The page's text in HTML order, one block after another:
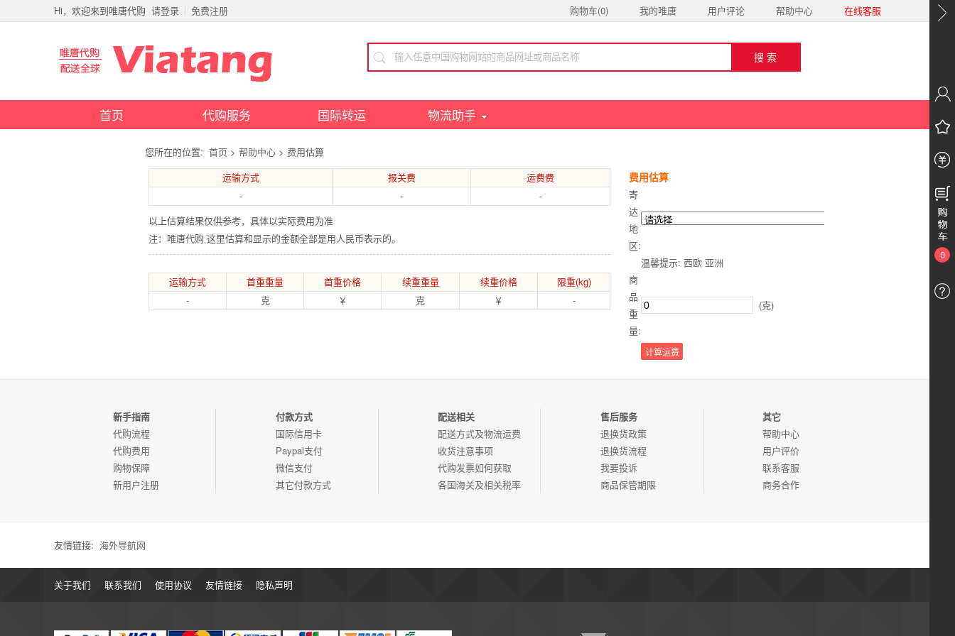
Hi，欢迎来到唯唐代购 请登录 免费注册 购物车(0) 我的唯唐 用户评论 帮助中心 在线客服
首页 代购服务 国际转运 物流助手
您所在的位置: 首页 > 帮助中心 > 费用估算
运输方式
报关费
运费费
-
-
-
以上估算结果仅供参考，具体以实际费用为准
注：唯唐代购 这里估算和显示的金额全部是用人民币表示的。
运输方式 首重重量 首重价格 续重重量 续重价格
限重(kg)
-
克 ￥ 克 ￥ -
费用估算
寄
达
地
区:
温馨提示: 西欧 亚洲
商
品
重
量:
(克)
新手指南
代购流程
代购费用
购物保障
新用户注册
付款方式
国际信用卡
Paypal支付
微信支付
其它付款方式
配送相关
配送方式及物流运费
收货注意事项
代购发票如何获取
各国海关及相关税率
售后服务
退换货政策
退换货流程
我要投诉
商品保管期限
其它
帮助中心
用户评价
联系客服
商务合作
友情链接: 海外导航网
关于我们 联系我们 使用协议 友情链接 隐私声明
0